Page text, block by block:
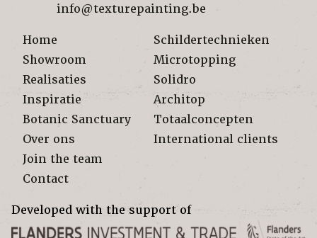
info@texturepainting.be
Home
Showroom
Realisaties
Inspiratie
Botanic Sanctuary
Over ons
Join the team
Contact
Schildertechnieken
Microtopping
Solidro
Architop
Totaalconcepten
International clients
Developed with the support of